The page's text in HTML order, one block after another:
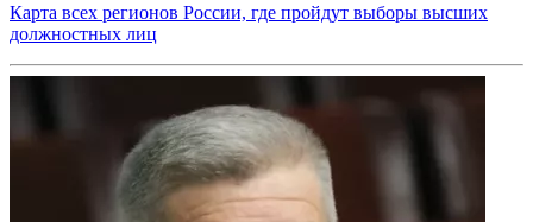
Карта всех регионов России, где пройдут выборы высших
должностных лиц